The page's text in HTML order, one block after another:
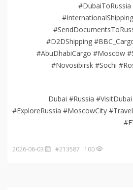
#D2DShipping
#AbuDhabiCargo #Moscow
#Novosibirsk #Sochi
#Dubai #Russia
#ExploreRussia #MoscowCity